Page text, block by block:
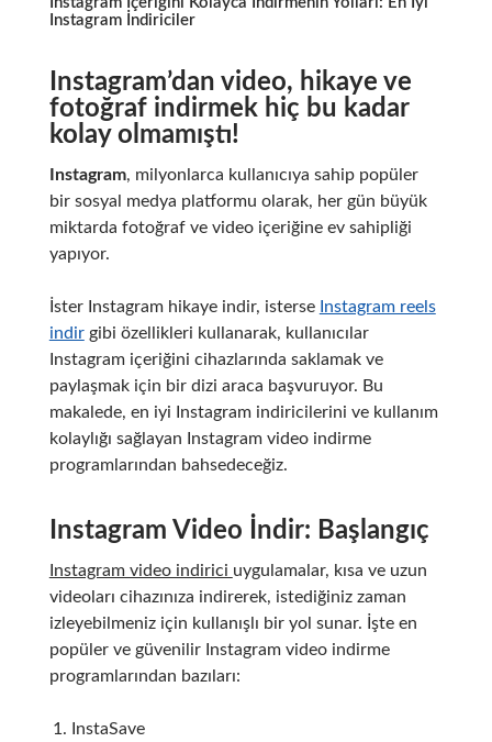
Instagram İndiriciler
Instagram’dan video, hikaye ve
fotoğraf indirmek hiç bu kadar
kolay olmamıştı!
Instagram, milyonlarca kullanıcıya sahip popüler
bir sosyal medya platformu olarak, her gün büyük
miktarda fotoğraf ve video içeriğine ev sahipliği
yapıyor.
İster Instagram hikaye indir, isterse Instagram reels
indirgibi özellikleri kullanarak, kullanıcılar
Instagram içeriğini cihazlarında saklamak ve
paylaşmak için bir dizi araca başvuruyor. Bu
makalede, en iyi Instagram indiricilerini ve kullanım
kolaylığı sağlayan Instagram video indirme
programlarından bahsedeceğiz.
Instagram Video İndir: Başlangıç
Instagram video indirici uygulamalar, kısa ve uzun
videoları cihazınıza indirerek, istediğiniz zaman
izleyebilmeniz için kullanışlı bir yol sunar. İşte en
popüler ve güvenilir Instagram video indirme
programlarından bazıları:
InstaSave